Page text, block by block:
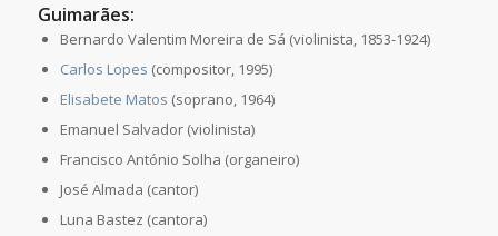
Guimarães:
Bernardo Valentim Moreira de Sá (violinista, 1853-1924)
Carlos Lopes (compositor, 1995)
Elisabete Matos (soprano, 1964)
Emanuel Salvador (violinista)
Francisco António Solha (organeiro)
José Almada (cantor)
Luna Bastez (cantora)